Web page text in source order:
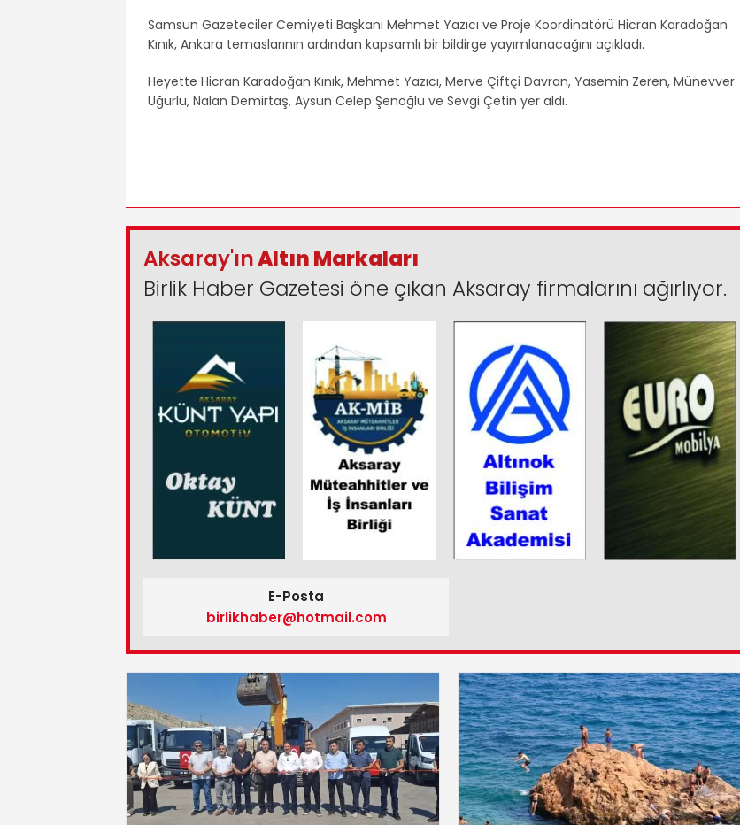
Samsun Gazeteciler Cemiyeti Başkanı Mehmet Yazıcı ve Proje Koordinatörü Hicran Karadoğan
Kınık, Ankara temaslarının ardından kapsamlı bir bildirge yayımlanacağını açıkladı.
Heyette Hicran Karadoğan Kınık, Mehmet Yazıcı, Merve Çiftçi Davran, Yasemin Zeren, Münevver
Uğurlu, Nalan Demirtaş, Aysun Celep Şenoğlu ve Sevgi Çetin yer aldı.
Aksaray'ınAltın Markaları
Birlik Haber Gazetesi öne çıkan Aksaray firmalarını ağırlıyor.
E-Posta
birlikhaber@hotmail.com